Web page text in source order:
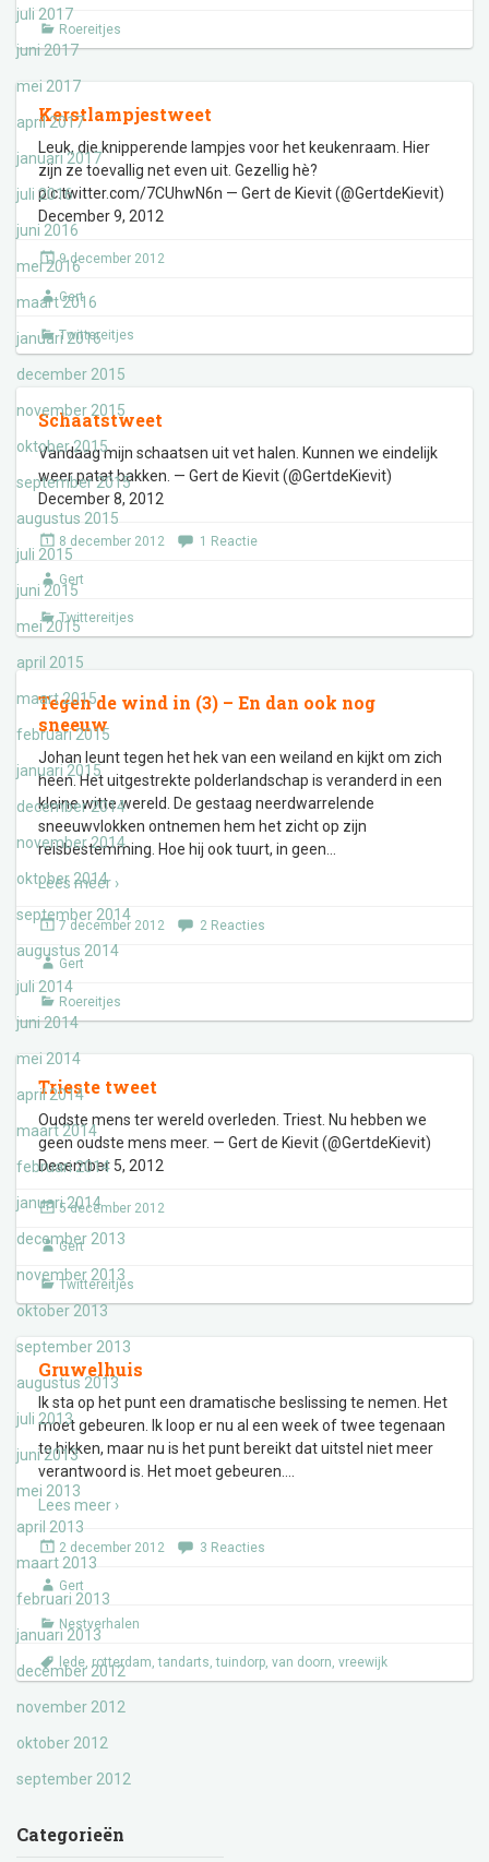
juli 2017
juni 2017
mei 2017
april 2017
januari 2017
juli 2016
juni 2016
mei 2016
maart 2016
januari 2016
december 2015
november 2015
oktober 2015
september 2015
augustus 2015
juli 2015
juni 2015
mei 2015
april 2015
maart 2015
februari 2015
januari 2015
december 2014
november 2014
oktober 2014
september 2014
augustus 2014
juli 2014
juni 2014
mei 2014
april 2014
maart 2014
februari 2014
januari 2014
december 2013
november 2013
oktober 2013
september 2013
augustus 2013
juli 2013
juni 2013
mei 2013
april 2013
maart 2013
februari 2013
januari 2013
december 2012
november 2012
oktober 2012
september 2012
Categorieën
Roereitjes
Kerstlampjestweet
Leuk, die knipperende lampjes voor het keukenraam. Hier
zijn ze toevallig net even uit. Gezellig hè?
pic.twitter.com/7CUhwN6n — Gert de Kievit (@GertdeKievit)
December 9, 2012
9 december 2012
Gert
Twittereitjes
Schaatstweet
Vandaag mijn schaatsen uit vet halen. Kunnen we eindelijk
weer patat bakken. — Gert de Kievit (@GertdeKievit)
December 8, 2012
8 december 2012 1 Reactie
Gert
Twittereitjes
Tegen de wind in (3) – En dan ook nog
sneeuw
Johan leunt tegen het hek van een weiland en kijkt om zich
heen. Het uitgestrekte polderlandschap is veranderd in een
kleine witte wereld. De gestaag neerdwarrelende
sneeuwvlokken ontnemen hem het zicht op zijn
reisbestemming. Hoe hij ook tuurt, in geen
Lees meer ›
7 december 2012 2 Reacties
Gert
Roereitjes
Trieste tweet
Oudste mens ter wereld overleden. Triest. Nu hebben we
geen oudste mens meer. — Gert de Kievit (@GertdeKievit)
December 5, 2012
5 december 2012
Gert
Twittereitjes
Gruwelhuis
Ik sta op het punt een dramatische beslissing te nemen. Het
moet gebeuren. Ik loop er nu al een week of twee tegenaan
te hikken, maar nu is het punt bereikt dat uitstel niet meer
verantwoord is. Het moet gebeuren.
Lees meer ›
2 december 2012 3 Reacties
Gert
Nestverhalen
lede, rotterdam,tandarts,tuindorp, van doorn, vreewijk